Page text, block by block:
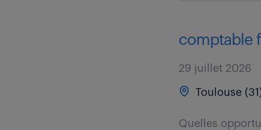
comptable
29 juillet 2026
Toulouse
Quelles